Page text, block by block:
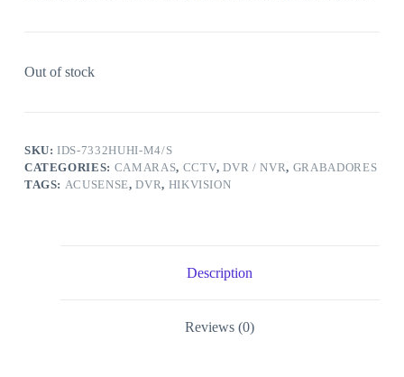
Out of stock
SKU:IDS-7332HUHI-M4/S
CATEGORIES: CAMARAS, CCTV,DVR / NVR, GRABADORES
TAGS: ACUSENSE,DVR, HIKVISION
Description
Reviews (0)